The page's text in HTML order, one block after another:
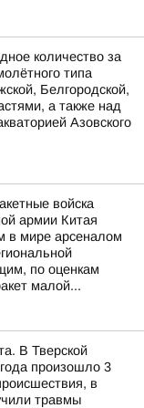
количество за
типа
Белгородской,
а также над
Азовского
войска
армии Китая
в мире арсеналом
по оценкам
малой...
В Тверской
произошло 3
в
травмы